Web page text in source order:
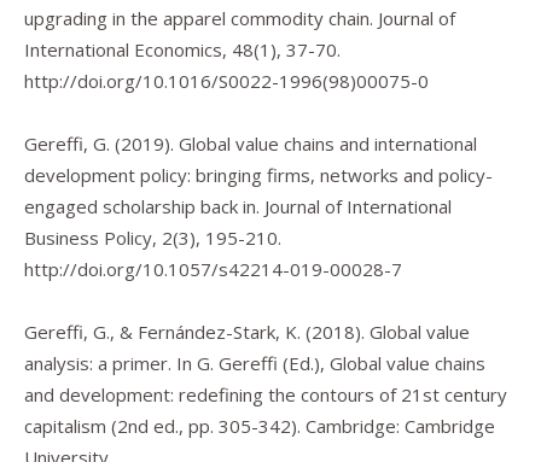
upgrading in the apparel commodity chain. Journal of
International Economics, 48(1), 37-70.
http://doi.org/10.1016/S0022-1996(98)00075-0
Gereffi, G. (2019). Global value chains and international
development policy: bringing firms, networks and policy-
engaged scholarship back in. Journal of International
Business Policy, 2(3), 195-210.
http://doi.org/10.1057/s42214-019-00028-7
Gereffi, G., & Fernández-Stark, K. (2018). Global value
analysis: a primer. In G. Gereffi (Ed.), Global value chains
and development: redefining the contours of 21st century
capitalism (2nd ed., pp. 305-342). Cambridge: Cambridge
University.